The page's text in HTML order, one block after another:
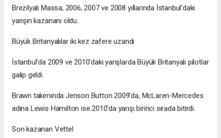
Brezilyalı Massa, 2006, 2007 ve 2008 yıllarında İstanbul'daki
yarışın kazananı oldu.
Büyük Britanyalılar iki kez zafere uzandı
İstanbul'da 2009 ve 2010'daki yarışlarda Büyük Britanyalı pilotlar
galip geldi.
Brawn takımında Jenson Button 2009'da, McLaren-Mercedes
adına Lewis Hamilton ise 2010'da yarışı birinci sırada bitirdi.
Son kazanan Vettel